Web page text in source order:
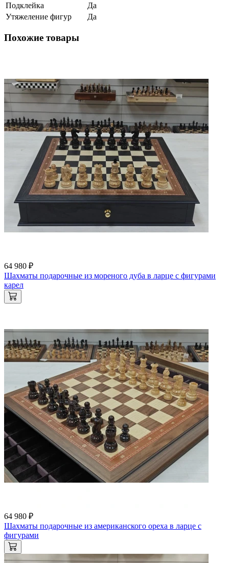
Подклейка
Да
Утяжеление фигур
Да
Похожие товары
64 980 ₽
Шахматы подарочные из мореного дуба в ларце с фигурами
карел
64 980 ₽
Шахматы подарочные из американского ореха в ларце с
фигурами